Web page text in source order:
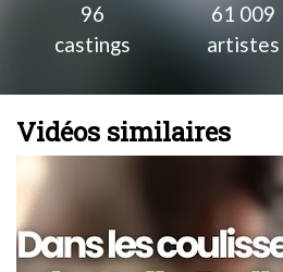
96
castings
61 009
artistes
Vidéos similaires